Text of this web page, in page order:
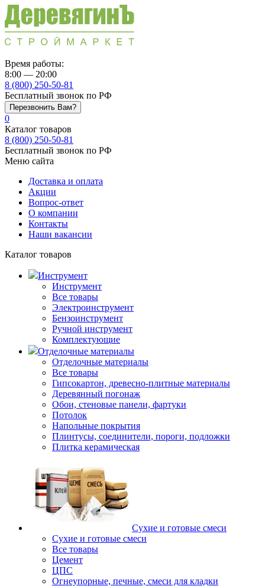
Время работы:
8:00 — 20:00
8 (800) 250-50-81
Бесплатный звонок по РФ
Перезвонить Вам?
0
Каталог товаров
8 (800) 250-50-81
Бесплатный звонок по РФ
Меню сайта
Доставка и оплата
Акции
Вопрос-ответ
О компании
Контакты
Наши вакансии
Каталог товаров
Инструмент
Инструмент
Все товары
Электроинструмент
Бензоинструмент
Ручной инструмент
Комплектующие
Отделочные материалы
Отделочные материалы
Все товары
Гипсокартон, древесно-плитные материалы
Деревянный погонаж
Обои, стеновые панели, фартуки
Потолок
Напольные покрытия
Плинтусы, соединители, пороги, подложки
Плитка керамическая
Сухие и готовые смеси
Сухие и готовые смеси
Все товары
Цемент
ЦПС
Огнеупорные, печные, смеси для кладки